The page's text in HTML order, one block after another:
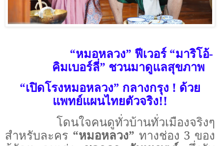
“หมอหลวง” ฟีเวอร์ “มาริโอ้-
คิมเบอร์ลี่” ชวนมาดูแลสุขภาพ
“เปิดโรงหมอหลวง” กลางกรุง ! ด้วย
แพทย์แผนไทยตัวจริง!!
โดนใจคนดูทั่วบ้านทั่วเมืองจริงๆ
สำหรับละคร “หมอหลวง” ทางช่อง 3 ของ